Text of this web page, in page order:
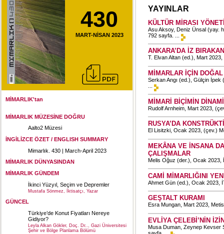
430
MART-NİSAN 2023
MİMARLIK'tan
MİMARLIK MÜZESİNE DOĞRU
Aalto2 Müzesi
İNGİLİZCE ÖZET / ENGLISH SUMMARY
Mimarlık. 430 | March-April 2023
MİMARLIK DÜNYASINDAN
MİMARLIK GÜNDEM
İkinci Yüzyıl, Seçim ve Depremler
Mustafa Sönmez, İktisatçı, Yazar
GÜNCEL
Türkiye’de Konut Fiyatları Nereye
Gidiyor?
Leyla Alkan Gökler, Doç. Dr.., Gazi Üniversitesi
Şehir ve Bölge Planlama Bölümü
YAYINLAR
KÜLTÜR MİRASI
Asu Aksoy, Deniz Ünsal (yay.
792 sayfa. ...
ANKARA’DA İZ
T. Elvan Altan (ed.), Mart
MİMARLAR İÇİN
Serkan Angı (ed.), Gülçin İpek
MİMARİ BİÇİMİN
Rudolf Arnheim, Mart 2023,
RUSYA’DA
El Lisitzki, Ocak 2023, (çev.)
MEKÂNA VE İNSANA
ÇALIŞMALAR
Melis Oğuz (der.), Ocak 2023,
CAMİ MİMARLIĞINI
Ahmet Gün (ed.), Ocak 2023,
GEŞTALT KURAMI
Esra Mungan, Mart 2023,
EVLİYA ÇELEBİ’NİN
Musa Duman, Zeynep Kevser